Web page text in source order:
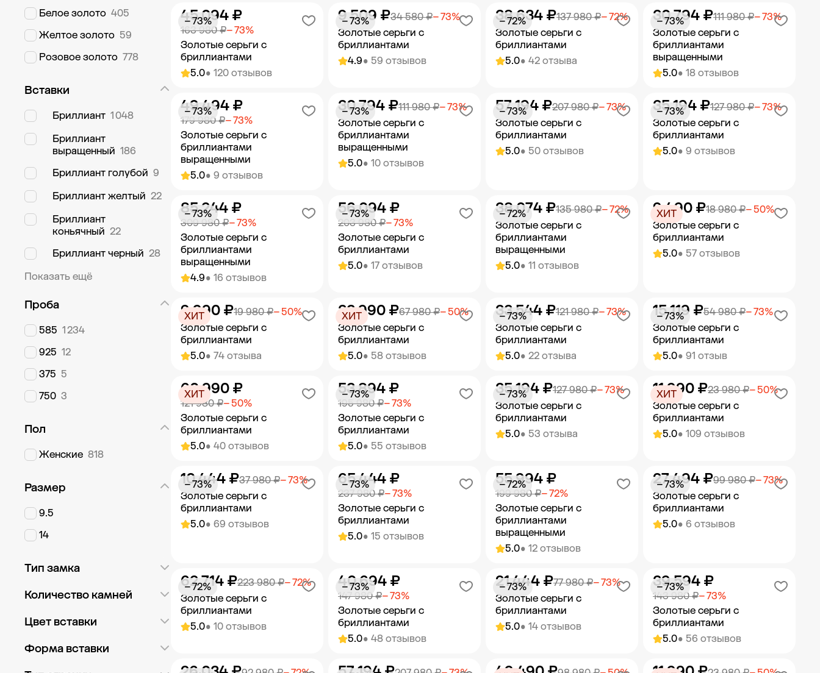
Белое золото 405
Желтое золото 59
Розовое золото 778
Вставки
Бриллиант 1 048
Бриллиант
выращенный 186
Бриллиант голубой 9
Бриллиант желтый 22
Бриллиант
коньячный 22
Бриллиант черный 28
Показать ещё
Проба
585 1 234
925 12
375 5
750 3
Пол
Женские 818
Размер
9.5
14
Тип замка
Английский 878
Количество камней
Россыпь 768
Цвет вставки
Белый 1 228
Форма вставки
Добавить в корзину Добавить в корзину Добавить в корзину Добавить в корзину
5.0• 120 отзывов
Золотые серьги с
бриллиантами
163 980 ₽− 73%
45 094 ₽
− 73%
Добавить в корзину
4.9• 59 отзывов
Золотые серьги с
бриллиантами
34 580 ₽− 73%
9 509 ₽
− 73%
Добавить в корзину
5.0• 42 отзыва
Золотые серьги с
бриллиантами
137 980 ₽− 72%
38 634 ₽
− 72%
Добавить в корзину
5.0• 18 отзывов
Золотые серьги с
бриллиантами
выращенными
111 980 ₽− 73%
30 794 ₽
− 73%
Добавить в корзину
5.0• 9 отзывов
Золотые серьги с
бриллиантами
выращенными
179 980 ₽− 73%
49 494 ₽
− 73%
Добавить в корзину
5.0• 10 отзывов
Золотые серьги с
бриллиантами
выращенными
111 980 ₽− 73%
30 794 ₽
− 73%
Добавить в корзину
5.0• 50 отзывов
Золотые серьги с
бриллиантами
207 980 ₽− 73%
57 194 ₽
− 73%
Добавить в корзину
5.0• 9 отзывов
Золотые серьги с
бриллиантами
127 980 ₽− 73%
35 194 ₽
− 73%
Добавить в корзину
4.9• 16 отзывов
Золотые серьги с
бриллиантами
выращенными
309 980 ₽− 73%
85 244 ₽
− 73%
Добавить в корзину
5.0• 17 отзывов
Золотые серьги с
бриллиантами
203 980 ₽− 73%
56 094 ₽
− 73%
Добавить в корзину
5.0• 11 отзывов
Золотые серьги с
бриллиантами
выращенными
135 980 ₽− 72%
38 074 ₽
− 72%
Добавить в корзину
5.0• 57 отзывов
Золотые серьги с
бриллиантами
18 980 ₽− 50%
9 490 ₽
ХИТ
Добавить в корзину
5.0• 74 отзыва
Золотые серьги с
бриллиантами
19 980 ₽− 50%
9 990 ₽
ХИТ
Добавить в корзину
5.0• 58 отзывов
Золотые серьги с
бриллиантами
67 980 ₽− 50%
33 990 ₽
ХИТ
Добавить в корзину
5.0• 22 отзыва
Золотые серьги с
бриллиантами
121 980 ₽− 73%
33 544 ₽
− 73%
Добавить в корзину
5.0• 91 отзыв
Золотые серьги с
бриллиантами
54 980 ₽− 73%
15 119 ₽
− 73%
Добавить в корзину
5.0• 40 отзывов
Золотые серьги с
бриллиантами
121 980 ₽− 50%
60 990 ₽
ХИТ
Добавить в корзину
5.0• 55 отзывов
Золотые серьги с
бриллиантами
195 980 ₽− 73%
53 894 ₽
− 73%
Добавить в корзину
5.0• 53 отзыва
Золотые серьги с
бриллиантами
127 980 ₽− 73%
35 194 ₽
− 73%
Добавить в корзину
5.0• 109 отзывов
Золотые серьги с
бриллиантами
23 980 ₽− 50%
11 990 ₽
ХИТ
Добавить в корзину
5.0• 69 отзывов
Золотые серьги с
бриллиантами
37 980 ₽− 73%
10 444 ₽
− 73%
Добавить в корзину
5.0• 15 отзывов
Золотые серьги с
бриллиантами
237 980 ₽− 73%
65 444 ₽
− 73%
Добавить в корзину
5.0• 12 отзывов
Золотые серьги с
бриллиантами
выращенными
199 980 ₽− 72%
55 994 ₽
− 72%
Добавить в корзину
5.0• 6 отзывов
Золотые серьги с
бриллиантами
99 980 ₽− 73%
27 494 ₽
− 73%
Добавить в корзину
5.0• 10 отзывов
Золотые серьги с
бриллиантами
223 980 ₽− 72%
62 714 ₽
− 72%
5.0• 48 отзывов
Золотые серьги с
бриллиантами
147 980 ₽− 73%
40 694 ₽
− 73%
5.0• 14 отзывов
Золотые серьги с
бриллиантами
77 980 ₽− 73%
21 444 ₽
− 73%
5.0• 56 отзывов
Золотые серьги с
бриллиантами
143 980 ₽− 73%
39 594 ₽
− 73%